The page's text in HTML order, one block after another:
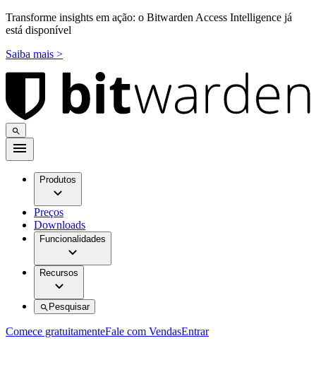
Transforme insights em ação: o Bitwarden Access Intelligence já
está disponível
Saiba mais >
Produtos
Preços
Downloads
Funcionalidades
Recursos
Pesquisar
Comece gratuitamenteFale com VendasEntrar